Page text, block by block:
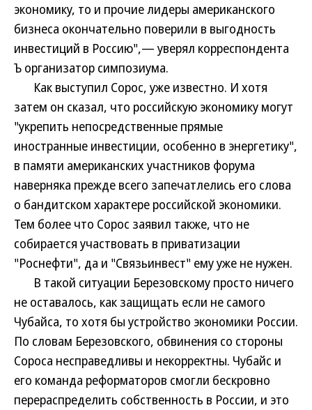
экономику, то и прочие лидеры американского
бизнеса окончательно поверили в выгодность
инвестиций в Россию",— уверял корреспондента
Ъ организатор симпозиума.
Как выступил Сорос, уже известно. И хотя
затем он сказал, что российскую экономику могут
"укрепить непосредственные прямые
иностранные инвестиции, особенно в энергетику",
в памяти американских участников форума
наверняка прежде всего запечатлелись его слова
о бандитском характере российской экономики.
Тем более что Сорос заявил также, что не
собирается участвовать в приватизации
"Роснефти", да и "Связьинвест" ему уже не нужен.
В такой ситуации Березовскому просто ничего
не оставалось, как защищать если не самого
Чубайса, то хотя бы устройство экономики России.
По словам Березовского, обвинения со стороны
Сороса несправедливы и некорректны. Чубайс и
его команда реформаторов смогли бескровно
перераспределить собственность в России, и это